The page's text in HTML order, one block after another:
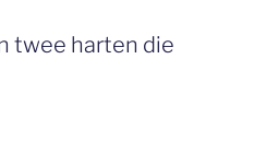
twee harten die